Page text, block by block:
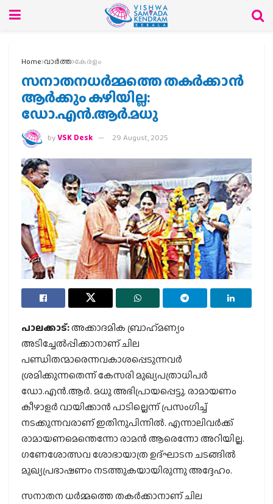
Home വാര്‍ത്ത കേരളം
സനാതനധര്‍മ്മത്തെ തകര്‍ക്കാന്‍
ആര്‍ക്കും കഴിയില്ല:
ഡോ.എന്‍.ആര്‍.മധു
byVSK Desk 29 August, 2025
പാലക്കാട്:അക്കാദമിക ബ്രാഹ്‌മണ്യം
അടിച്ചേല്‍പ്പിക്കാനാണ് ചില
പണ്ഡിതന്മാരെന്നവകാശപ്പെടുന്നവര്‍
ശ്രമിക്കുന്നതെന്ന് കേസരി മുഖ്യപത്രാധിപര്‍
ഡോ.എന്‍.ആര്‍. മധു അഭിപ്രായപ്പെട്ടു. രാമായണം
കീഴാളര്‍ വായിക്കാന്‍ പാടില്ലെന്ന് പ്രസംഗിച്ച്
നടക്കുന്നവരാണ് ഇതിനുപിന്നില്‍. എന്നാലിവര്‍ക്ക്
രാമായണമെന്തെന്നോ രാമന്‍ ആരെന്നോ അറിയില്ല.
ഗണേശോത്സവ ശോഭായാത്ര ഉദ്ഘാടന ചടങ്ങില്‍
മുഖ്യപ്രഭാഷണം നടത്തുകയായിരുന്നു അദ്ദേഹം.
സനാതന ധര്‍മ്മത്തെ തകര്‍ക്കാനാണ് ചില